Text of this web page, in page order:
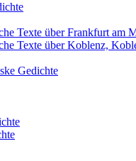
Texte über Frankfurt am
Texte über Koblenz,
Gedichte